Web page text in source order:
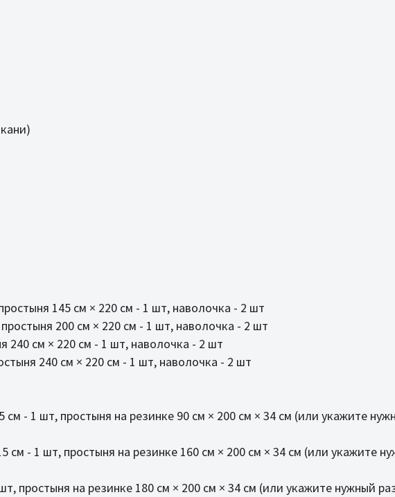
145 см × 220 см - 1 шт, наволочка - 2 шт
200 см × 220 см - 1 шт, наволочка - 2 шт
240 см × 220 см - 1 шт, наволочка - 2 шт
240 см × 220 см - 1 шт, наволочка - 2 шт
см - 1 шт, простыня на резинке 90 см × 200 см × 34 см (или укажите
см - 1 шт, простыня на резинке 160 см × 200 см × 34 см (или укажите
простыня на резинке 180 см × 200 см × 34 см (или укажите нужный